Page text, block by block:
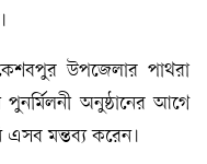
উপজেলার পাথরা
পুনর্মিলনী অনুষ্ঠানের আগে
এসব মন্তব্য করেন।